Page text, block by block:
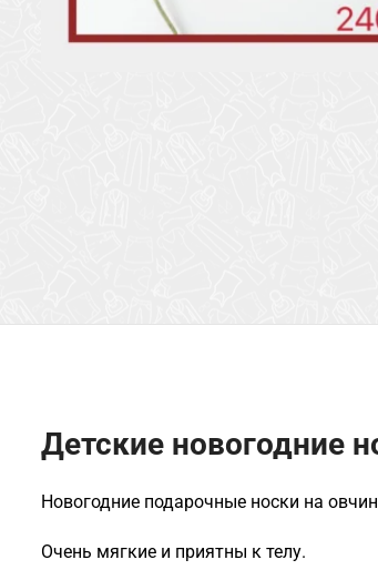
Детские новогодние
Новогодние подарочные носки на
Очень мягкие и приятны к телу.